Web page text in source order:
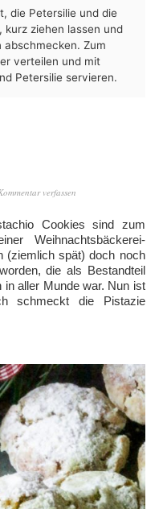
die Petersilie und die
kurz ziehen lassen und
abschmecken. Zum
verteilen und mit
Petersilie servieren.
verfassen
Cookies sind zum
Weihnachtsbäckerei-
(ziemlich spät) doch noch
die als Bestandteil
aller Munde war. Nun ist
schmeckt die Pistazie